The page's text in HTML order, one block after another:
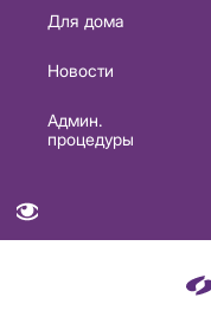
Основная
навигация
Для дома
Новости
Админ.
процедуры